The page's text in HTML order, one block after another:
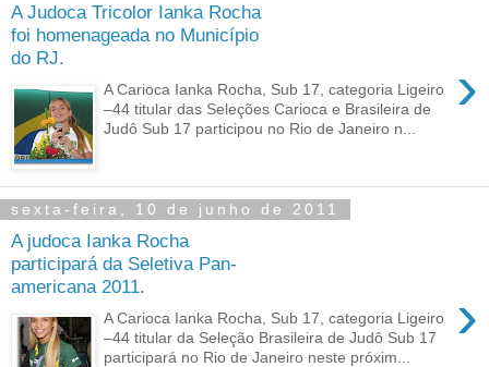
A Judoca Tricolor Ianka Rocha
foi homenageada no Município
do RJ.
›
A Carioca Ianka Rocha, Sub 17, categoria Ligeiro
–44 titular das Seleções Carioca e Brasileira de
Judô Sub 17 participou no Rio de Janeiro n...
sexta-feira, 10 de junho de 2011
A judoca Ianka Rocha
participará da Seletiva Pan-
americana 2011.
›
A Carioca Ianka Rocha, Sub 17, categoria Ligeiro
–44 titular da Seleção Brasileira de Judô Sub 17
participará no Rio de Janeiro neste próxim...